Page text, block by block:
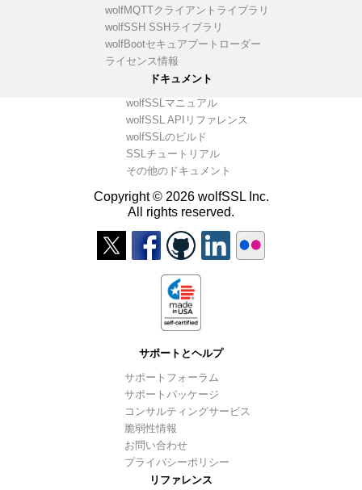
wolfMQTTクライアントライブラリ
wolfSSH SSHライブラリ
wolfBootセキュアブートローダー
ライセンス情報
ドキュメント
wolfSSLマニュアル
wolfSSL APIリファレンス
wolfSSLのビルド
SSLチュートリアル
その他のドキュメント
Copyright © 2026 wolfSSL Inc.
All rights reserved.
サポートとヘルプ
サポートフォーラム
サポートパッケージ
コンサルティングサービス
脆弱性情報
お問い合わせ
プライバシーポリシー
リファレンス